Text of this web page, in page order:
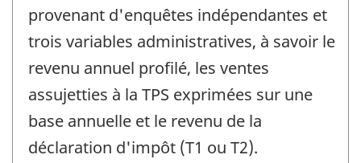
provenant d'enquêtes indépendantes et
trois variables administratives, à savoir le
revenu annuel profilé, les ventes
assujetties à la TPS exprimées sur une
base annuelle et le revenu de la
déclaration d'impôt (T1 ou T2).